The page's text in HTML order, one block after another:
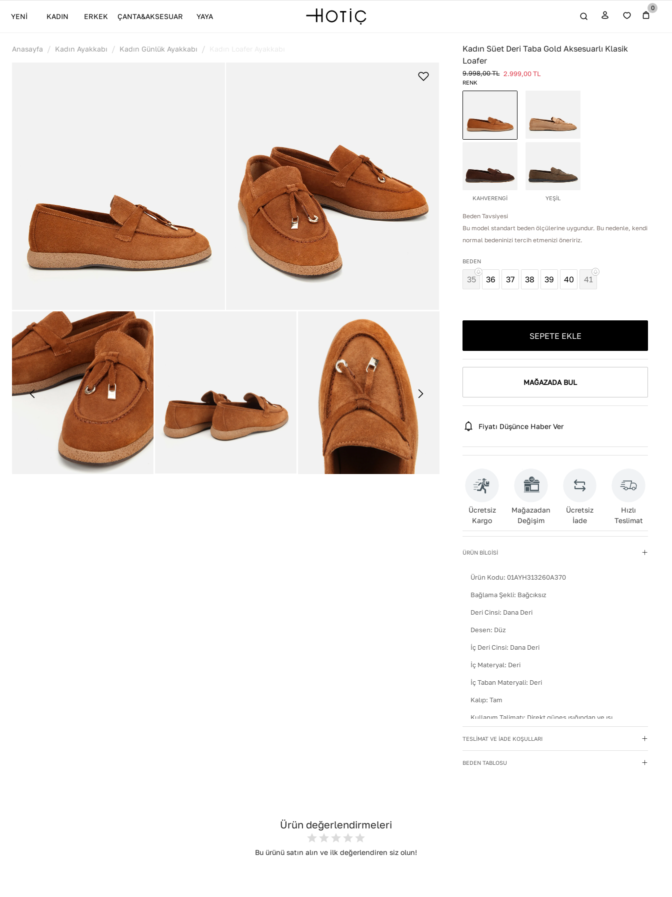
YENİ KADIN ERKEK ÇANTA&AKSESUAR YAYA
0
Anasayfa / Kadın Ayakkabı / Kadın Günlük Ayakkabı / Kadın Loafer Ayakkabı
Kadın Süet Deri Taba Gold Aksesuarlı Klasik
Loafer
9.998,00TL 2.999,00 TL
RENK
KAHVERENGİ YEŞİL
Beden Tavsiyesi
Bu model standart beden ölçülerine uygundur. Bu nedenle, kendi
normal bedeninizi tercih etmenizi öneririz.
BEDEN
35 36 37 38 39 40 41
SEPETE EKLE
MAĞAZADA BUL
Fiyatı Düşünce Haber Ver
Ücretsiz
Kargo
Mağazadan
Değişim
Ücretsiz
İade
Hızlı
Teslimat
ÜRÜN BİLGİSİ
Ürün Kodu:01AYH313260A370
Bağlama Şekli: Bağcıksız
Deri Cinsi: Dana Deri
Desen: Düz
İç Deri Cinsi: Dana Deri
İç Materyal: Deri
İç Taban Materyali: Deri
Kalıp:Tam
Kullanım Talimatı: Direkt güneş ışığından ve ısı
kaynaklarından uzak tutun.
Hakiki Deri
Menşei:Türkiye
TESLİMAT VE İADE KOŞULLARI
BEDEN TABLOSU
Ürün değerlendirmeleri
Bu ürünü satın alın ve ilk değerlendiren siz olun!